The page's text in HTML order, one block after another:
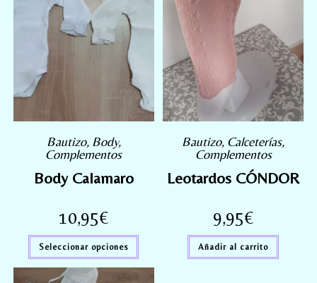
Bautizo, Body,
Complementos
Body Calamaro
10,95€
Seleccionar opciones
Bautizo, Calceterías,
Complementos
Leotardos CÓNDOR
9,95€
Añadir al carrito